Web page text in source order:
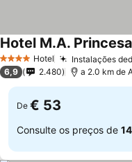
4 EstrelasHotel Instalações
Hotel M.A.
6,9 2.480 a 2.0 km de
De € 53
Consulte os preços de